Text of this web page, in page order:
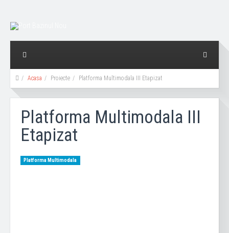
Acasa Proiecte Platforma Multimodala III Etapizat
Platforma Multimodala III
Etapizat
Platforma Multimodala